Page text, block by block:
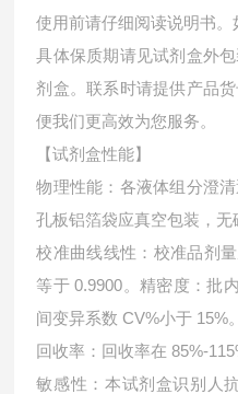
使用前请仔细阅读说明书。
具体保质期请见试剂盒外
剂盒。联系时请提供产品
便我们更高效为您服务。
【试剂盒性能】
物理性能：各液体组分澄
孔板铝箔袋应真空包装，无
校准曲线线性：校准品剂
等于 0.9900。精密度：批
间变异系数 CV%小于 15%。
回收率：回收率在 85%-
敏感性：本试剂盒识别人